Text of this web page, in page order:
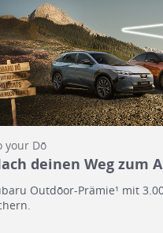
your Dō
deinen Weg zum
Outdōor-Prämie¹ mit